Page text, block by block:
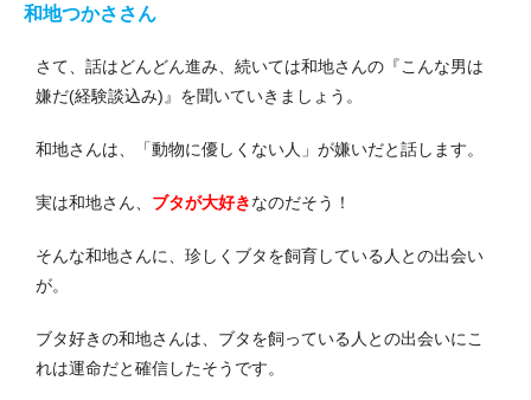
和地つかささん
さて、話はどんどん進み、続いては和地さんの『こんな男は
嫌だ(経験談込み)』を聞いていきましょう。
和地さんは、「動物に優しくない人」が嫌いだと話します。
実は和地さん、 ブタが大好きなのだそう！
そんな和地さんに、珍しくブタを飼育している人との出会い
が。
ブタ好きの和地さんは、ブタを飼っている人との出会いにこ
れは運命だと確信したそうです。